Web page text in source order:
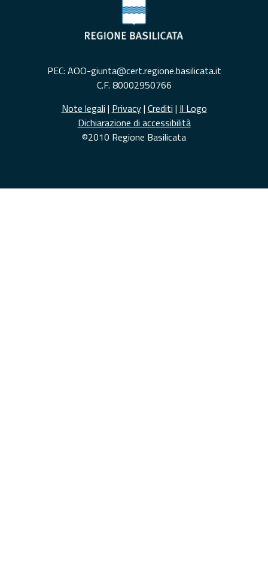
PEC: AOO-giunta@cert.regione.basilicata.it
C.F. 80002950766
Note legali | Privacy| Crediti | Il Logo
Dichiarazione di accessibilità
©2010 Regione Basilicata